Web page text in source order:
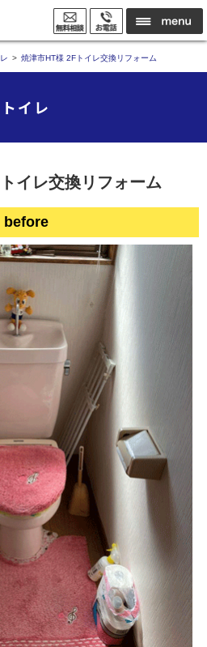
焼津市HT様 2Fトイレ交換リフォーム
トイレ
イレ交換リフォーム
before